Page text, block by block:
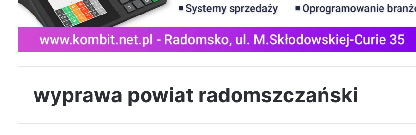
wyprawa powiat radomszczański